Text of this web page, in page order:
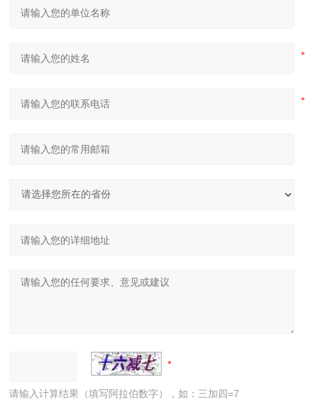
请输入计算结果（填写阿拉伯数字），如：三加四=7